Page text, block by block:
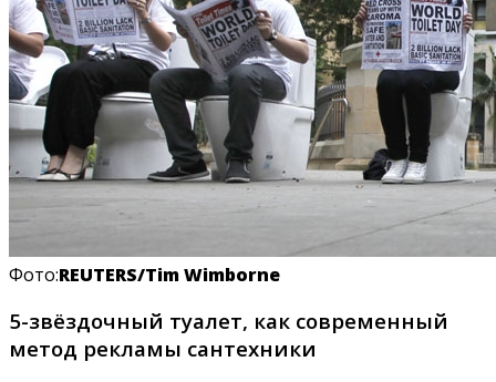
Фото:REUTERS/Tim Wimborne
5-звёздочный туалет, как современный
метод рекламы сантехники